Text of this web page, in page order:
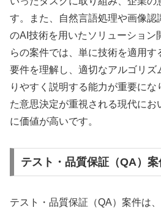
す。また、自然言語処理や画像認
のAI技術を用いたソリューション
らの案件では、単に技術を適用す
要件を理解し、適切なアルゴリズ
りやすく説明する能力が重要に
た意思決定が重視される現代にお
に価値が高いです。
テスト・品質保証（QA）案
テスト・品質保証（QA）案件は